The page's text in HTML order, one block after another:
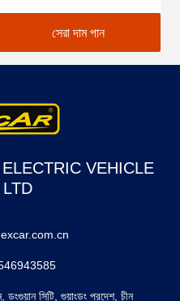
102022601 / 102288301
সেরা দাম পান
VEHICLE
সিটি, গুয়াংডং প্রদেশ, চীন